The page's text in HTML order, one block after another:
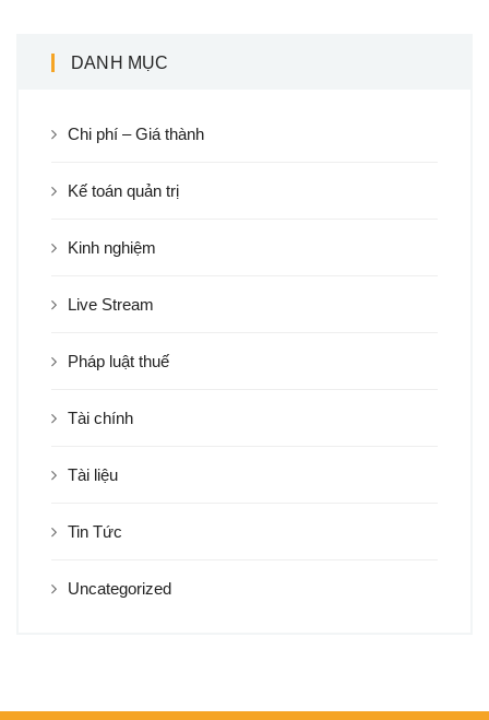
DANH MỤC
Chi phí – Giá thành
Kế toán quản trị
Kinh nghiệm
Live Stream
Pháp luật thuế
Tài chính
Tài liệu
Tin Tức
Uncategorized